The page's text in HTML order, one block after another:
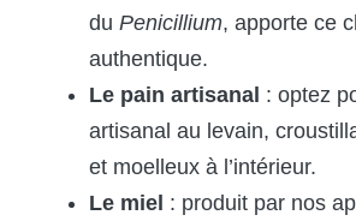
du Penicillium, apporte ce
authentique.
Le pain artisanal : optez
artisanal au levain,
et moelleux à l’intérieur.
Le miel : produit par nos